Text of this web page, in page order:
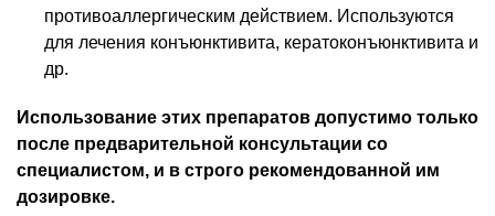
противоаллергическим действием. Используются
для лечения конъюнктивита, кератоконъюнктивита и
др.
Использование этих препаратов допустимо только
после предварительной консультации со
специалистом, и в строго рекомендованной им
дозировке.